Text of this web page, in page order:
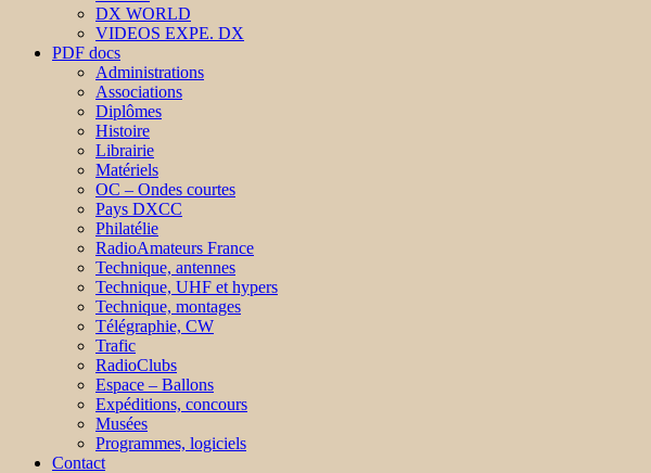
DX WORLD
VIDEOS EXPE. DX
PDF docs
Administrations
Associations
Diplômes
Histoire
Librairie
Matériels
OC – Ondes courtes
Pays DXCC
Philatélie
RadioAmateurs France
Technique, antennes
Technique, UHF et hypers
Technique, montages
Télégraphie, CW
Trafic
RadioClubs
Espace – Ballons
Expéditions, concours
Musées
Programmes, logiciels
Contact